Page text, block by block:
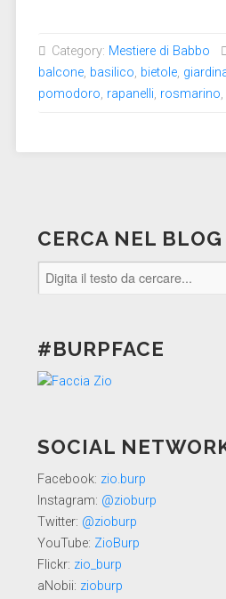
Category: Mestiere di Babbo
balcone, basilico, bietole,
pomodoro, rapanelli, rosmarino,
CERCA NEL BLOG
#BURPFACE
SOCIAL
Facebook: zio.burp
Instagram: @zioburp
Twitter: @zioburp
YouTube: ZioBurp
Flickr: zio_burp
aNobii: zioburp